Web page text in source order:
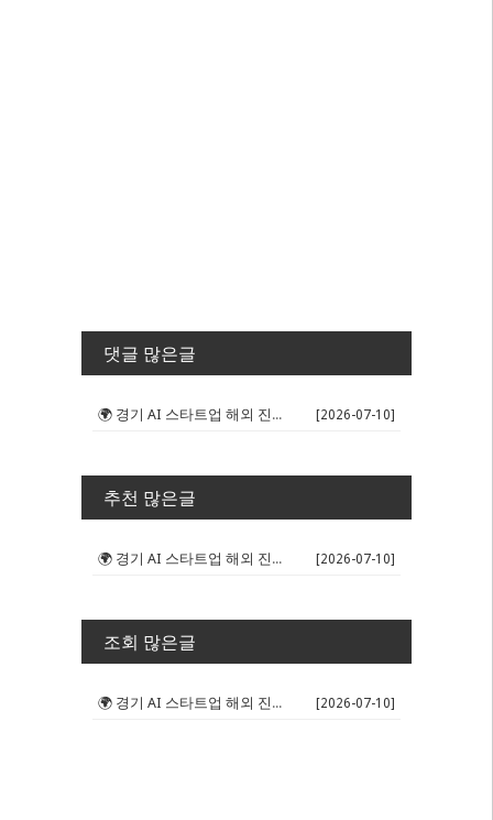
댓글 많은글
🌍 경기 AI 스타트업 해외 진출 판... [2026-07-10]
추천 많은글
🌍 경기 AI 스타트업 해외 진출 판... [2026-07-10]
조회 많은글
🌍 경기 AI 스타트업 해외 진출 판... [2026-07-10]